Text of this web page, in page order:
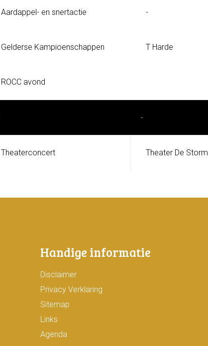
Aardappel- en snertactie
Gelderse Kampioenschappen
ROCC avond
Theaterconcert
-
T Harde
-
Theater De Storm
Handige informatie
Disclaimer
Privacy Verklaring
Sitemap
Links
Agenda